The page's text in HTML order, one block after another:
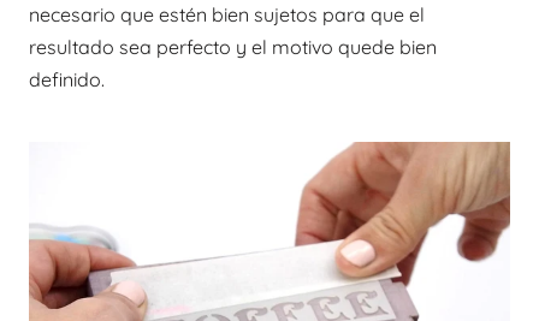
necesario que estén bien sujetos para que el
resultado sea perfecto y el motivo quede bien
definido.